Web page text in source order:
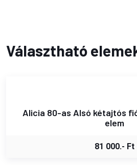
Választható
Alicia 80-as Alsó kétajtós
elem
81 000.- Ft